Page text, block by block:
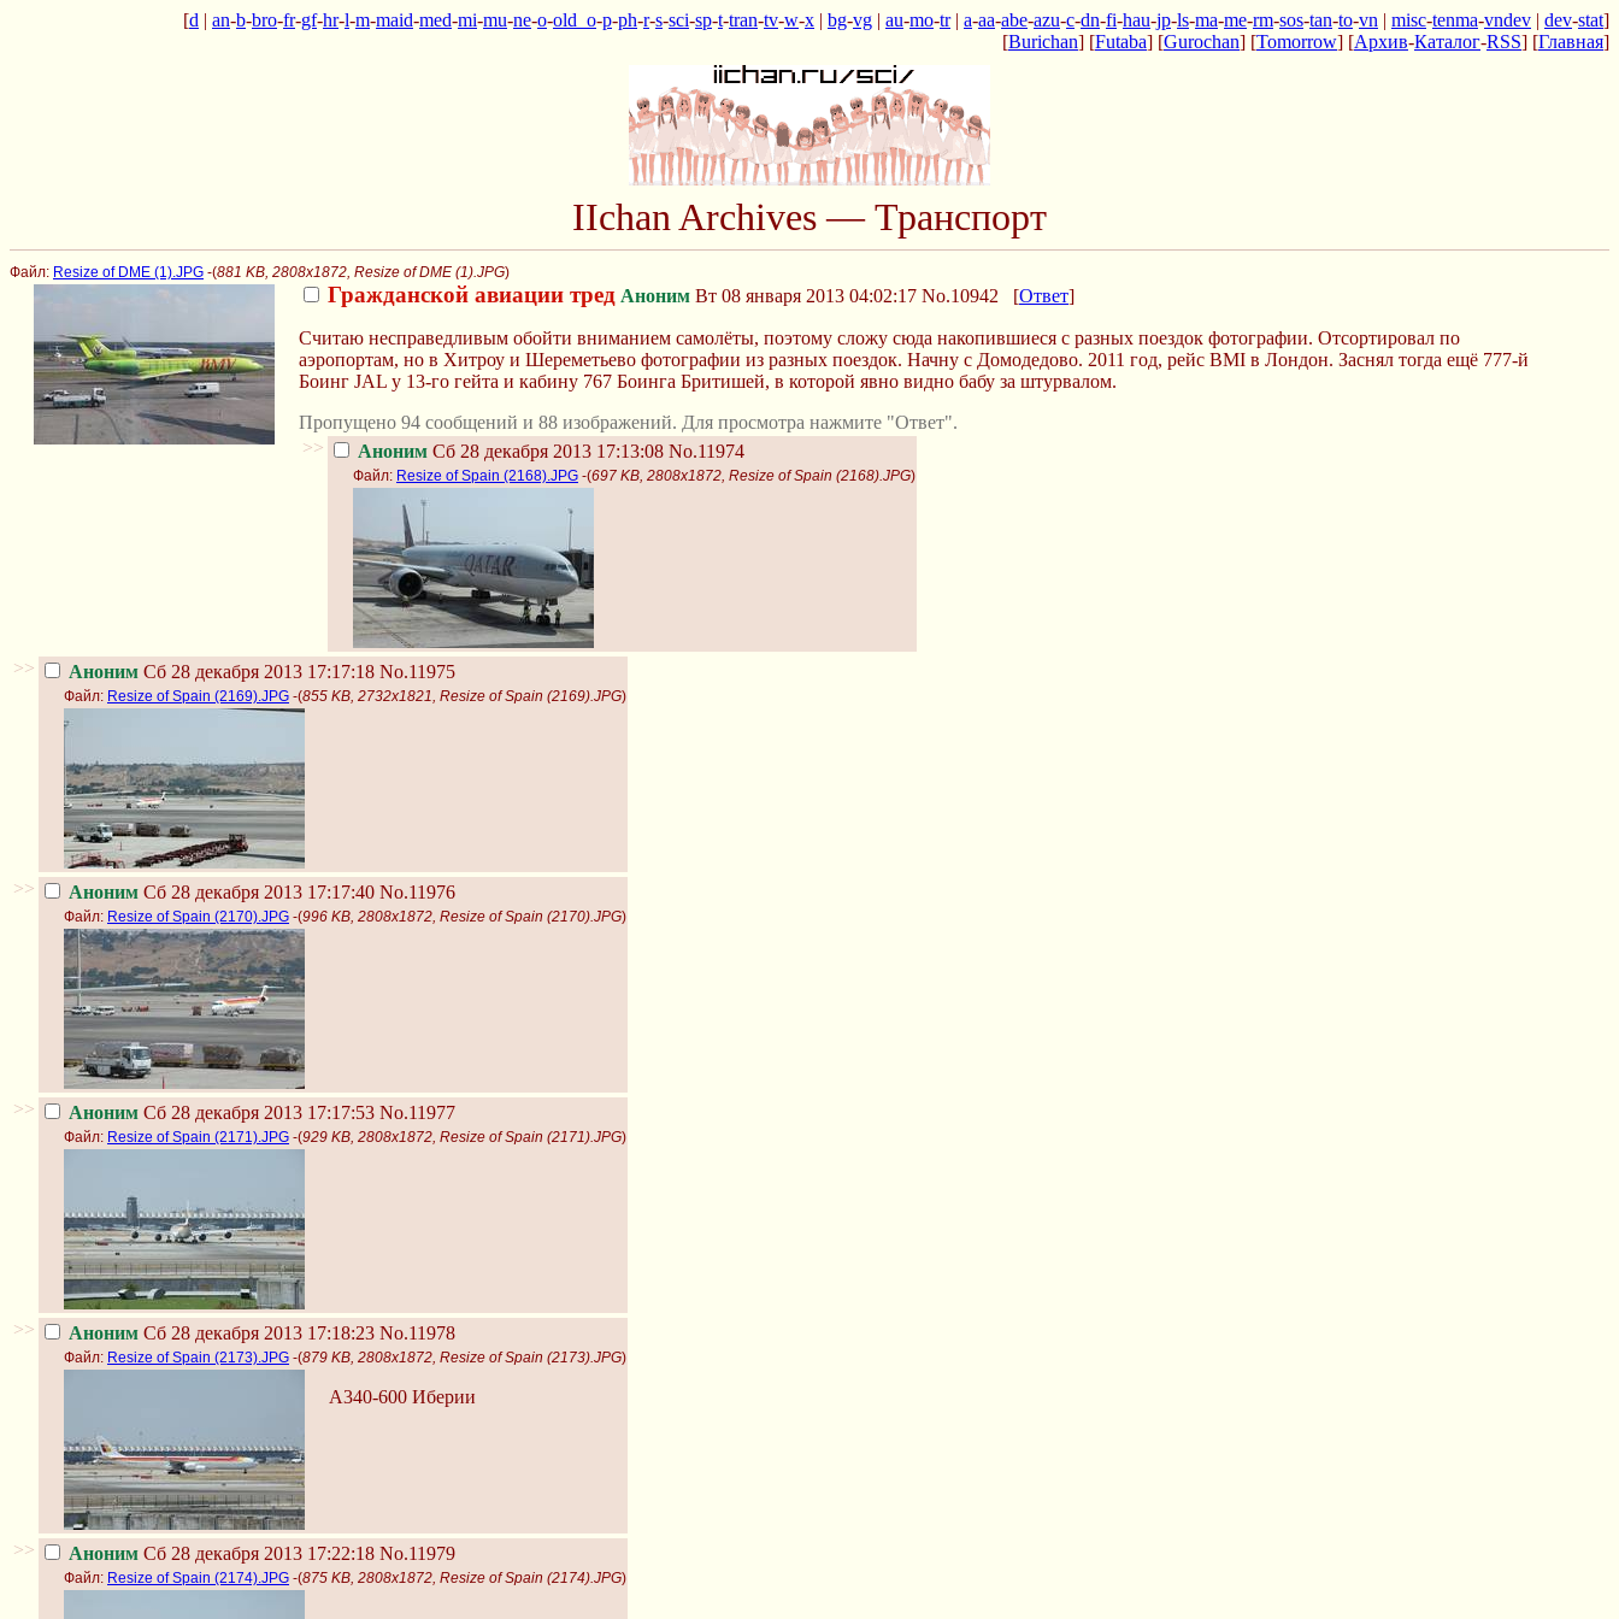
[d | an-b-bro-fr-gf-hr-l-m-maid-med-mi-mu-ne-o-old_o-p-ph-r-s-sci-sp-t-tran-tv-w-x | bg-vg | au-mo-tr| a-aa-abe-azu-c-dn-fi-hau-jp-ls-ma-me-rm-sos-tan-to-vn | misc-tenma-vndev | dev-stat]
[Burichan] [Futaba] [Gurochan] [Tomorrow] [Архив-Каталог-RSS] [Главная]
IIchan Archives — Транспорт
Файл: Resize of DME (1).JPG -(881 KB, 2808x1872, Resize of DME (1).JPG)
Гражданской авиации тред Аноним Вт 08 января 2013 04:02:17 No.10942 [Ответ]
Считаю несправедливым обойти вниманием самолёты, поэтому сложу сюда накопившиеся с разных поездок фотографии. Отсортировал по
аэропортам, но в Хитроу и Шереметьево фотографии из разных поездок. Начну с Домодедово. 2011 год, рейс BMI в Лондон. Заснял тогда ещё 777-й
Боинг JAL у 13-го гейта и кабину 767 Боинга Бритишей, в которой явно видно бабу за штурвалом.
Пропущено 94 сообщений и 88 изображений. Для просмотра нажмите "Ответ".
>>
Аноним Сб 28 декабря 2013 17:13:08 No.11974
Файл: Resize of Spain (2168).JPG -(697 KB, 2808x1872, Resize of Spain (2168).JPG)
>> Аноним Сб 28 декабря 2013 17:17:18 No.11975
Файл: Resize of Spain (2169).JPG -(855 KB, 2732x1821, Resize of Spain (2169).JPG)
>> Аноним Сб 28 декабря 2013 17:17:40 No.11976
Файл: Resize of Spain (2170).JPG -(996 KB, 2808x1872, Resize of Spain (2170).JPG)
>> Аноним Сб 28 декабря 2013 17:17:53 No.11977
Файл: Resize of Spain (2171).JPG -(929 KB, 2808x1872, Resize of Spain (2171).JPG)
>> Аноним Сб 28 декабря 2013 17:18:23 No.11978
Файл: Resize of Spain (2173).JPG -(879 KB, 2808x1872, Resize of Spain (2173).JPG)
A340-600 Иберии
>> Аноним Сб 28 декабря 2013 17:22:18 No.11979
Файл: Resize of Spain (2174).JPG -(875 KB, 2808x1872, Resize of Spain (2174).JPG)